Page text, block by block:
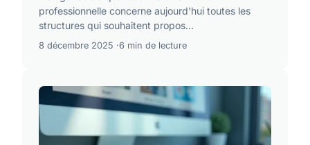
professionnelle concerne aujourd'hui toutes les
structures qui souhaitent propos...
8 décembre 2025 6 min de lecture